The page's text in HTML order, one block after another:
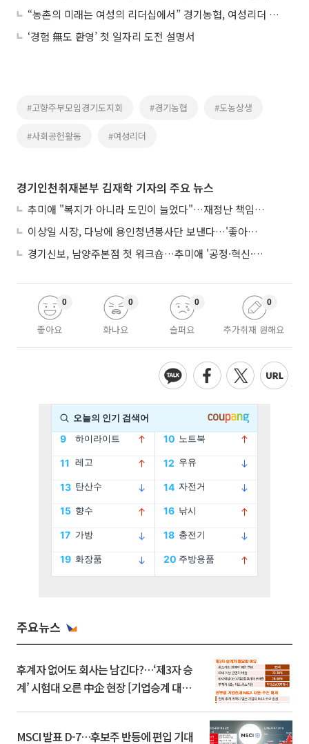
“농촌의 미래는 여성의 리더십에서” 경기농협, 여성리더 아카데미 수료식
‘경험 無도 환영’ 첫 일자리 도전 설명서
#고향주부모임경기도지회 #경기농협 #도농상생
#사회공헌활동 #여성리더
경기인천취재본부 김재학 기자의 주요 뉴스
추미애 "복지가 아니라 도민이 늘었다"…재정난 책임론 정면돌파
이상일 시장, 다낭에 용인청년봉사단 보낸다…'좋아용 거리' 만든다
경기신보, 남양주본점 첫 워크숍…추미애 '공정·혁신·포용' 전면 반영
좋아요
0
화나요
0
슬퍼요
0
추가취재 원해요
0
주요뉴스
후계자 없어도 회사는 남긴다?…‘제3자 승
계’ 시험대 오른 中企 현장 [기업승계 대전
MSCI 발표 D-7…후보주 반등에 편입 기대